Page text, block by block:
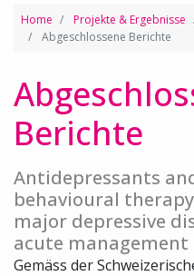
Home Projekte & Ergebnisse
Abgeschlossene Berichte
Berichte
Antidepressants
behavioural
major depressive
acute management
Gemäss der